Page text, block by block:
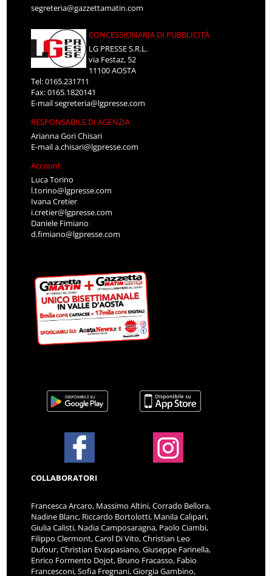
segreteria@gazzettamatin.com
CONCESSIONARIA DI PUBBLICITÀ
LG PRESSE S.R.L.
via Festaz, 52
11100 AOSTA
Tel: 0165.231711
Fax: 0165.1820141
E-mailsegreteria@lgpresse.com
RESPONSABILE DI AGENZIA
Arianna Gori Chisari
E-maila.chisari@lgpresse.com
Account
Luca Torino
l.torino@lgpresse.com
Ivana Cretier
i.cretier@lgpresse.com
Daniele Fimiano
d.fimiano@lgpresse.com
COLLABORATORI
Francesca Arcaro, Massimo Altini, Corrado Bellora,
Nadine Blanc, Riccardo Bortolotti, Manila Calipari,
Giulia Calisti, Nadia Camposaragna, Paolo Ciambi,
Filippo Clermont, Carol Di Vito, Christian Leo
Dufour, Christian Evaspasiano, Giuseppe Farinella,
Enrico Formento Dojot, Bruno Fracasso, Fabio
Francesconi, Sofia Fregnani, Giorgia Gambino,